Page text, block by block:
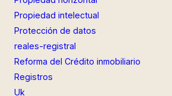
Propiedad intelectual
Protección de datos
reales-registral
Reforma del Crédito inmobiliario
Registros
Uk